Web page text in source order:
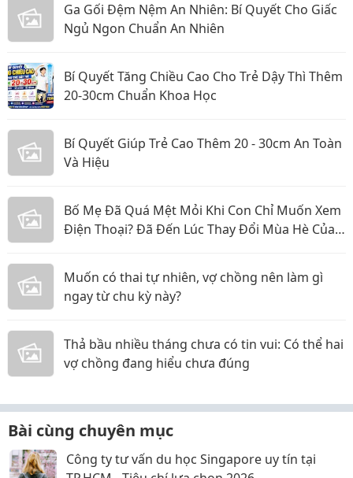
Ga Gối Đệm Nệm An Nhiên: Bí Quyết Cho Giấc
Ngủ Ngon Chuẩn An Nhiên
Bí Quyết Tăng Chiều Cao Cho Trẻ Dậy Thì Thêm
20-30cm Chuẩn Khoa Học
Bí Quyết Giúp Trẻ Cao Thêm 20 - 30cm An Toàn
Và Hiệu
Bố Mẹ Đã Quá Mệt Mỏi Khi Con Chỉ Muốn Xem
Điện Thoại? Đã Đến Lúc Thay Đổi Mùa Hè Của
Muốn có thai tự nhiên, vợ chồng nên làm gì
ngay từ chu kỳ này?
Thả bầu nhiều tháng chưa có tin vui: Có thể hai
vợ chồng đang hiểu chưa đúng
Bài cùng chuyên mục
Công ty tư vấn du học Singapore uy tín tại